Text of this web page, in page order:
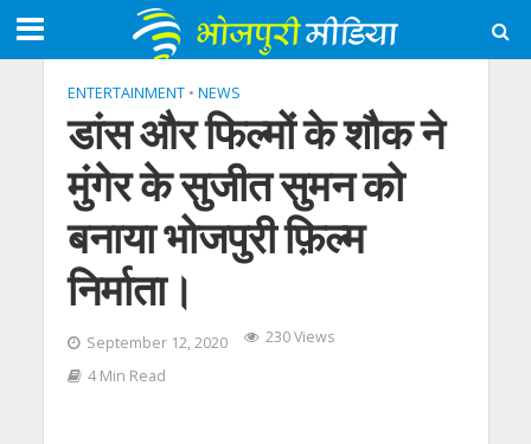
ENTERTAINMENT • NEWS
डांस और फिल्मों के शौक ने
मुंगेर के सुजीत सुमन को
बनाया भोजपुरी फ़िल्म
निर्माता।
September 12, 2020
230 Views
4 Min Read